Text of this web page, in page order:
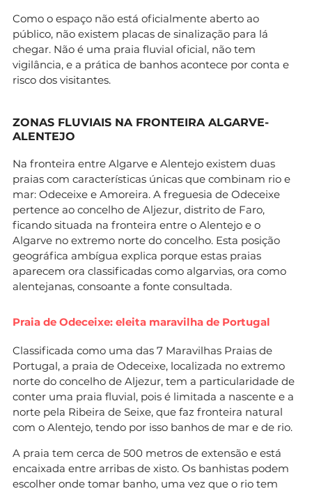
Como o espaço não está oficialmente aberto ao
público, não existem placas de sinalização para lá
chegar. Não é uma praia fluvial oficial, não tem
vigilância, e a prática de banhos acontece por conta e
risco dos visitantes.
ZONAS FLUVIAIS NA FRONTEIRA ALGARVE-
ALENTEJO
Na fronteira entre Algarve e Alentejo existem duas
praias com características únicas que combinam rio e
mar: Odeceixe e Amoreira. A freguesia de Odeceixe
pertence ao concelho de Aljezur, distrito de Faro,
ficando situada na fronteira entre o Alentejo e o
Algarve no extremo norte do concelho. Esta posição
geográfica ambígua explica porque estas praias
aparecem ora classificadas como algarvias, ora como
alentejanas, consoante a fonte consultada.
Praia de Odeceixe: eleita maravilha de Portugal
Classificada como uma das 7 Maravilhas Praias de
Portugal, a praia de Odeceixe, localizada no extremo
norte do concelho de Aljezur, tem a particularidade de
conter uma praia fluvial, pois é limitada a nascente e a
norte pela Ribeira de Seixe, que faz fronteira natural
com o Alentejo, tendo por isso banhos de mar e de rio.
A praia tem cerca de 500 metros de extensão e está
encaixada entre arribas de xisto. Os banhistas podem
escolher onde tomar banho, uma vez que o rio tem